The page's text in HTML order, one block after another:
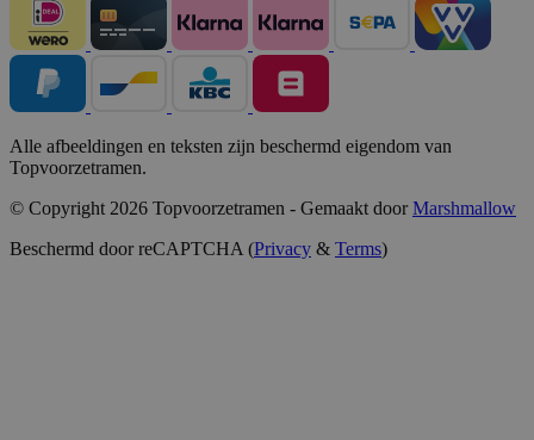
Alle afbeeldingen en teksten zijn beschermd eigendom van
Topvoorzetramen.
© Copyright 2026 Topvoorzetramen - Gemaakt doorMarshmallow
Beschermd door reCAPTCHA (Privacy & Terms)